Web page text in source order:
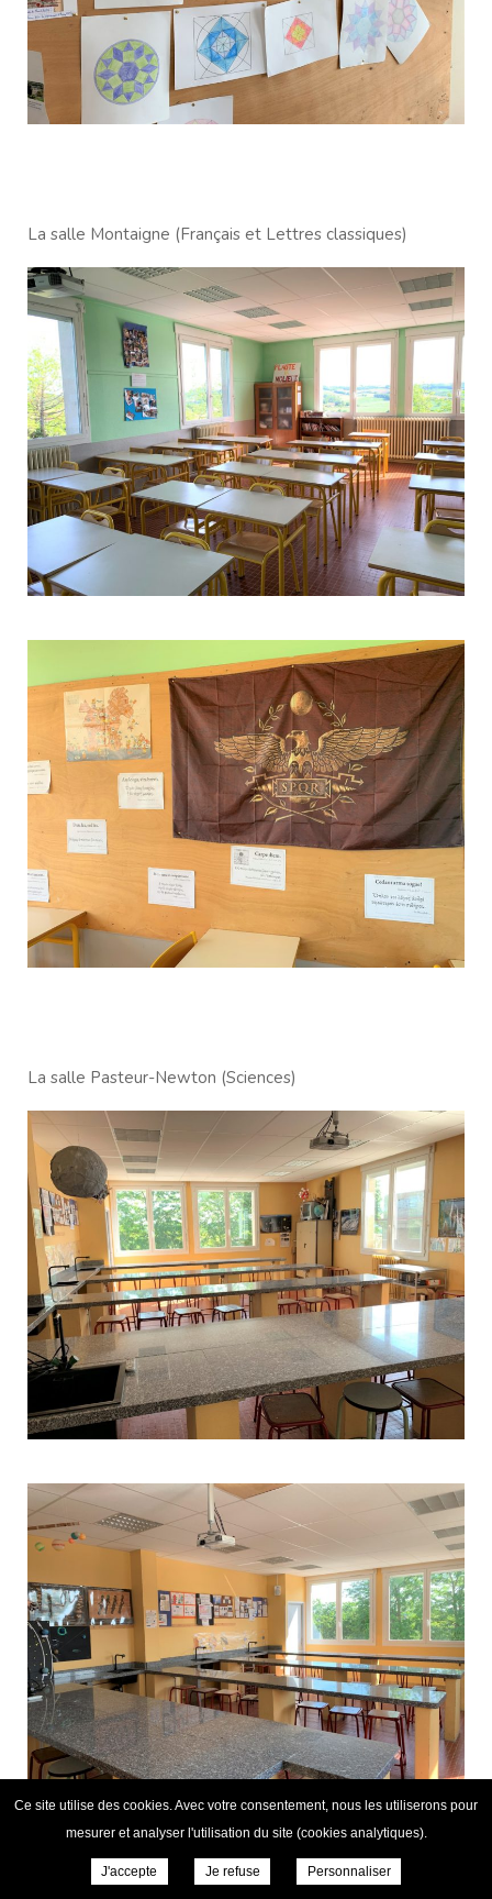
La salle Montaigne (Français et Lettres classiques)
La salle Pasteur-Newton (Sciences)
Ce site utilise des cookies. Avec votre consentement, nous les utiliserons pour
mesurer et analyser l'utilisation du site (cookies analytiques).
J'accepte Je refuse Personnaliser